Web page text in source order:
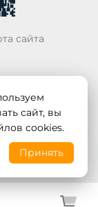
сайта
сайт, вы
cookies.
Принять